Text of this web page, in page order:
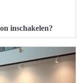
inschakelen?